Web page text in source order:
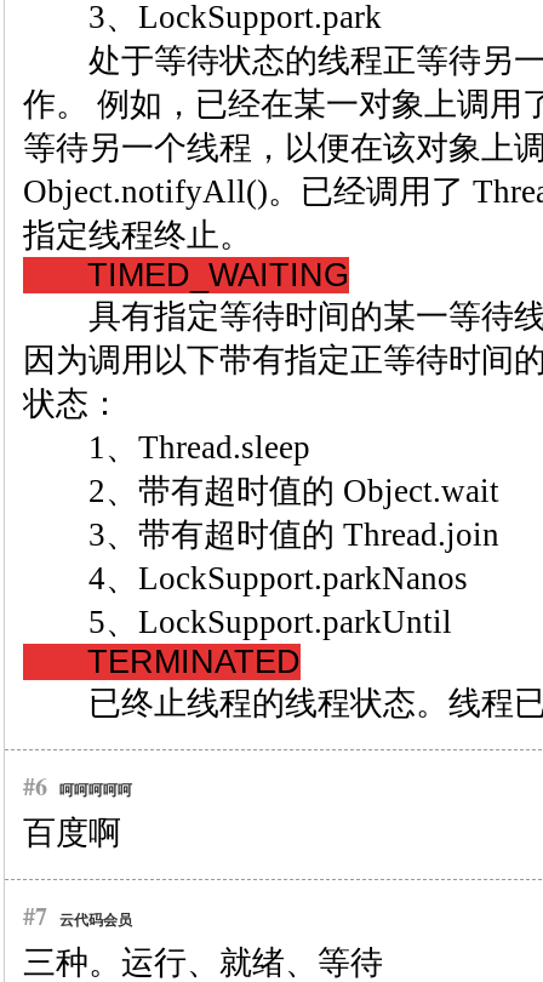
3、LockSupport.park
处于等待状态的线程正等待另一
作。 例如，已经在某一对象上调用
等待另一个线程，以便在该对象上
Object.notifyAll()。已经调用了
指定线程终止。
TIMED_WAITING
具有指定等待时间的某一等待线
因为调用以下带有指定正等待时间
状态：
1、Thread.sleep
2、带有超时值的 Object.wait
3、带有超时值的 Thread.join
4、LockSupport.parkNanos
5、LockSupport.parkUntil
TERMINATED
已终止线程的线程状态。线程
#6 呵呵呵呵呵
百度啊
#7 云代码会员
三种。运行、就绪、等待